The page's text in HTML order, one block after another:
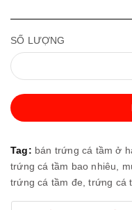
SỐ LƯỢNG
Tag: bán trứng cá tầm ở
trứng cá tầm bao nhiêu,
trứng cá tầm đe,trứng cá